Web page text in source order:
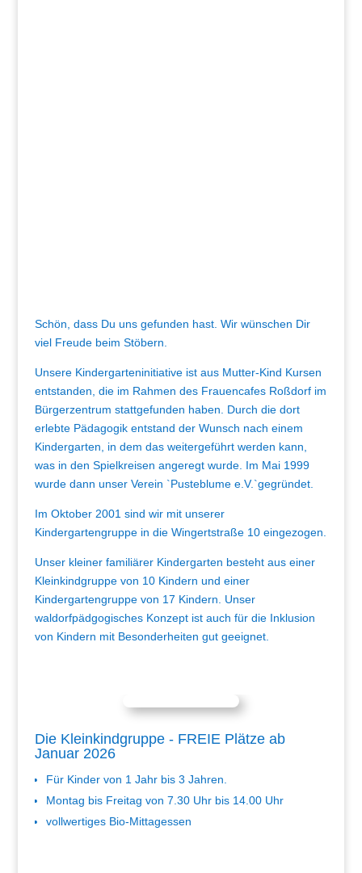
Schön, dass Du uns gefunden hast. Wir wünschen Dir
viel Freude beim Stöbern.
Unsere Kindergarteninitiative ist aus Mutter-Kind Kursen
entstanden, die im Rahmen des Frauencafes Roßdorf im
Bürgerzentrum stattgefunden haben. Durch die dort
erlebte Pädagogik entstand der Wunsch nach einem
Kindergarten, in dem das weitergeführt werden kann,
was in den Spielkreisen angeregt wurde. Im Mai 1999
wurde dann unser Verein `Pusteblume e.V.`gegründet.
Im Oktober 2001 sind wir mit unserer
Kindergartengruppe in die Wingertstraße 10 eingezogen.
Unser kleiner familiärer Kindergarten besteht aus einer
Kleinkindgruppe von 10 Kindern und einer
Kindergartengruppe von 17 Kindern. Unser
waldorfpädgogisches Konzept ist auch für die Inklusion
von Kindern mit Besonderheiten gut geeignet.
Die Kleinkindgruppe - FREIE Plätze ab
Januar 2026
Für Kinder von 1 Jahr bis 3 Jahren.
Montag bis Freitag von 7.30 Uhr bis 14.00 Uhr
vollwertiges Bio-Mittagessen